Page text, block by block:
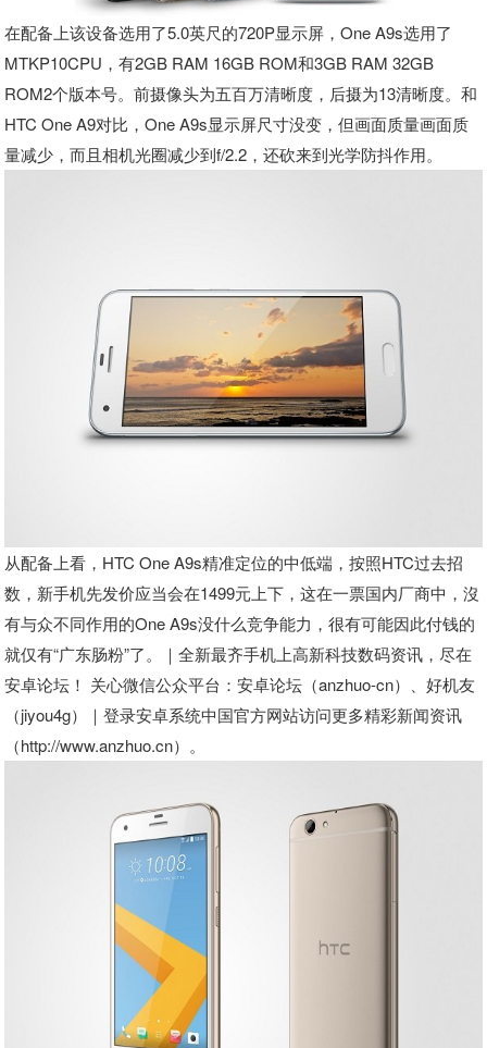
在配备上该设备选用了5.0英尺的720P显示屏，One A9s选用了
MTKP10CPU，有2GB RAM 16GB ROM和3GB RAM 32GB
ROM2个版本号。前摄像头为五百万清晰度，后摄为13清晰度。和
HTC One A9对比，One A9s显示屏尺寸没变，但画面质量画面质
量减少，而且相机光圈减少到f/2.2，还砍来到光学防抖作用。
从配备上看，HTC One A9s精准定位的中低端，按照HTC过去招
数，新手机先发价应当会在1499元上下，这在一票国内厂商中，沒
有与众不同作用的One A9s没什么竞争能力，很有可能因此付钱的
就仅有“广东肠粉”了。｜全新最齐手机上高新科技数码资讯，尽在
安卓论坛！ 关心微信公众平台：安卓论坛（anzhuo-cn）、好机友
（jiyou4g）｜登录安卓系统中国官方网站访问更多精彩新闻资讯
（http://www.anzhuo.cn）。